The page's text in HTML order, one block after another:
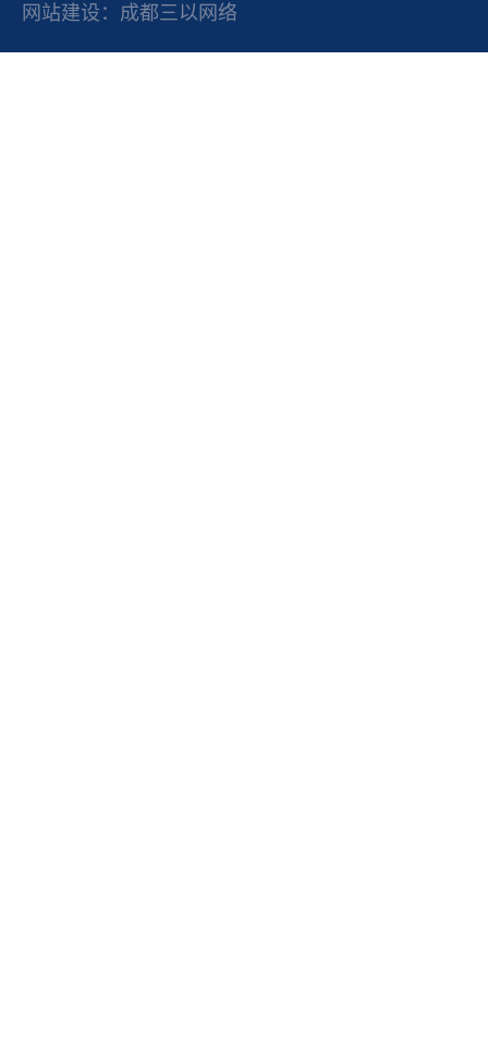
网站建设：成都三以网络